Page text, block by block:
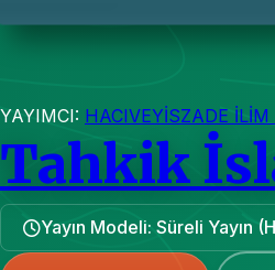
YAYIMCI: HACIVEYİSZADE
Tahkik
Yayın Modeli: Süreli Yayın